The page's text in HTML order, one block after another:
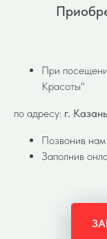
При
Красоты"
по адресу: г.
Позвонив
Заполнив